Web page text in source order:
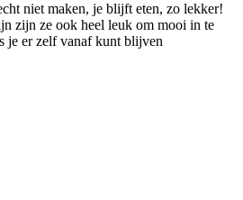
niet maken, je blijft eten, zo lekker!
zijn ze ook heel leuk om mooi in te
je er zelf vanaf kunt blijven